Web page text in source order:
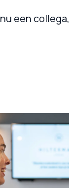
een collega,